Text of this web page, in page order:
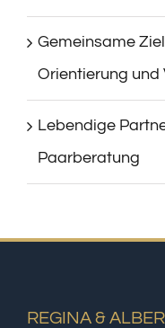
Gemeinsame
Orientierung und
Lebendige
Paarberatung
REGINA &